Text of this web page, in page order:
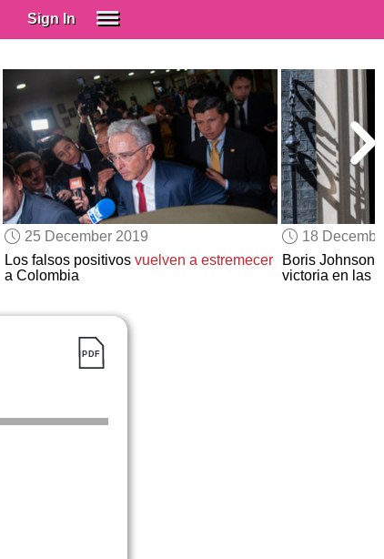
Sign In
Spanish (Spain)
Spanish (Latino)
SUBSCRIBE
EDUCATIONAL LICENSES
GIFT CARDS
OTHER LANGUAGES
25 December 2019
Los falsos positivos vuelven a estremecer
a Colombia
18
Boris Johnson
victoria en las